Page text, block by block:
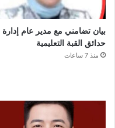
بيان تضامني مع مدير عام إدارة
حدائق القبة التعليمية
منذ 7 ساعات